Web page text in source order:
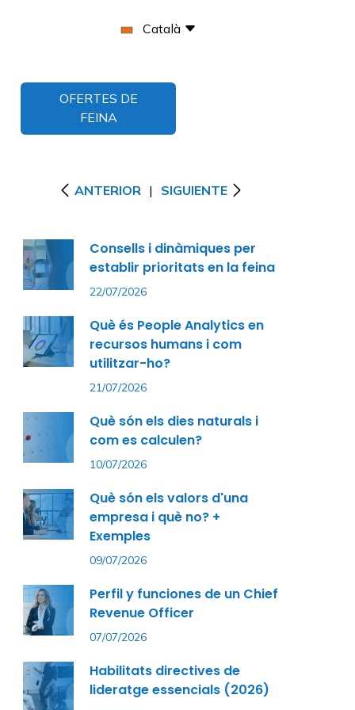
Català
OFERTES DE
FEINA
ANTERIOR | SIGUIENTE
Consells i dinàmiques per
establir prioritats en la feina
22/07/2026
Què és People Analytics en
recursos humans i com
utilitzar-ho?
21/07/2026
Què són els dies naturals i
com es calculen?
10/07/2026
Què són els valors d'una
empresa i què no? +
Exemples
09/07/2026
Perfil y funciones de un Chief
Revenue Officer
07/07/2026
Habilitats directives de
lideratge essencials (2026)